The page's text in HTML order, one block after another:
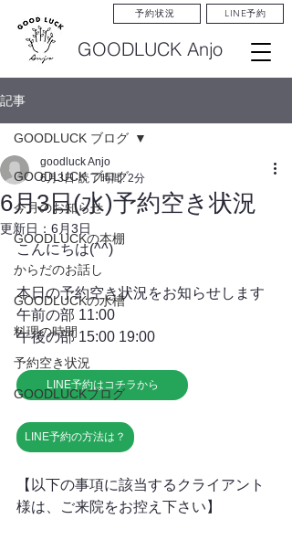
予約状況 LINE予約
GOODLUCK Anjo
記事
GOODLUCK ブログ
今月のお知らせ
GOODLUCKの本棚
からだのお話し
GOODLUCKの水槽
料理の時間
予約空き状況
GOODLUCKブログ
GOODLUCK ブログ
6月3日(水)予約空き状況
goodluck Anjo
6月3日 読了時間: 2分
更新日： 6月3日
こんにちは(^^)
本日の予約空き状況をお知らせします
午前の部 11:00
午後の部 15:00 19:00
LINE予約はコチラから
LINE予約の方法は？
【以下の事項に該当するクライアント
様は、ご来院をお控え下さい】